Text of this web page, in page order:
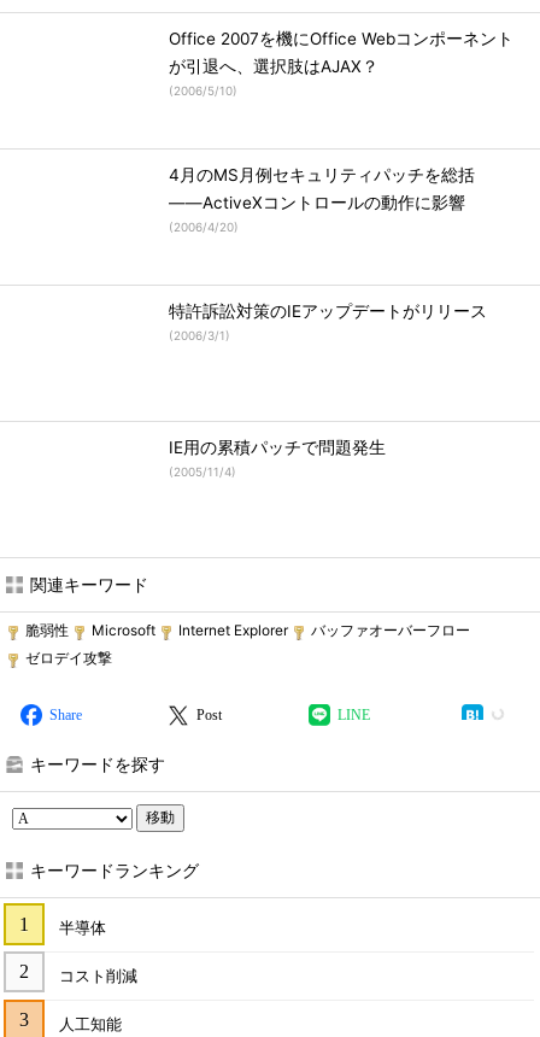
Office 2007を機にOffice Webコンポーネント
が引退へ、選択肢はAJAX？
(2006/5/10)
4月のMS月例セキュリティパッチを総括
――ActiveXコントロールの動作に影響
(2006/4/20)
特許訴訟対策のIEアップデートがリリース
(2006/3/1)
IE用の累積パッチで問題発生
(2005/11/4)
関連キーワード
脆弱性 Microsoft Internet Explorer
バッファオーバーフロー
ゼロデイ攻撃
Share Post LINE
キーワードを探す
移動
キーワードランキング
半導体
コスト削減
人工知能